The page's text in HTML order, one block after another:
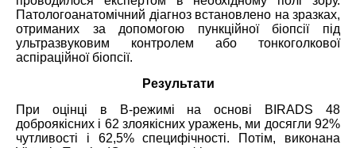
Патологоанатомічний діагноз встановлено на зразках,
отриманих за допомогою пункційної біопсії під
ультразвуковим контролем або тонкоголкової
аспіраційної біопсії.
Результати
При оцінці в B-режимі на основі BIRADS 48
доброякісних і 62 злоякісних уражень, ми досягли 92%
чутливості і 62,5% специфічності. Потім, виконана